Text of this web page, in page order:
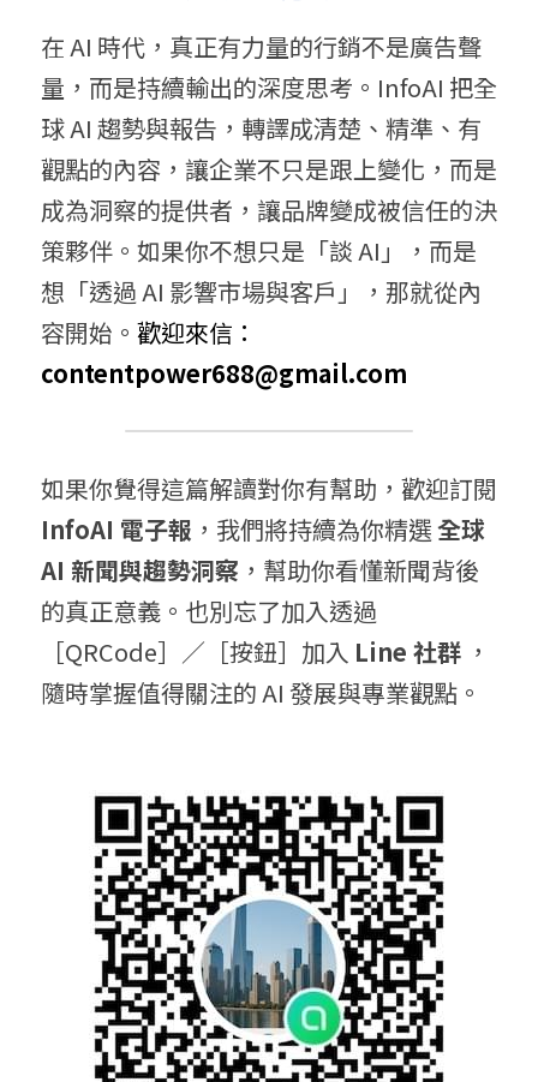
在 AI 時代，真正有力量的行銷不是廣告聲
量，而是持續輸出的深度思考。InfoAI 把全
球 AI 趨勢與報告，轉譯成清楚、精準、有
觀點的內容，讓企業不只是跟上變化，而是
成為洞察的提供者，讓品牌變成被信任的決
策夥伴。如果你不想只是「談 AI」，而是
想「透過 AI 影響市場與客戶」，那就從內
容開始。
contentpower688@gmail.com
InfoAI 電子報 ，我們將持續為你精選 全球
AI 新聞與趨勢洞察 ，幫助你看懂新聞背後
的真正意義。也別忘了加入透過
［QRCode］／［按鈕］加入 Line 社群 ，
隨時掌握值得關注的 AI 發展與專業觀點。